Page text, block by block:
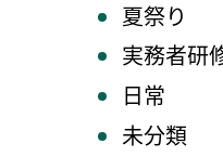
夏祭り
実務者研
日常
未分類